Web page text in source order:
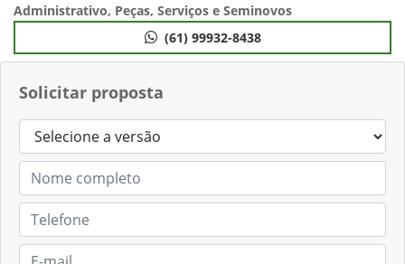
Solicitar proposta
Administrativo, Peças, Serviços e Seminovos
(61) 99932-8438